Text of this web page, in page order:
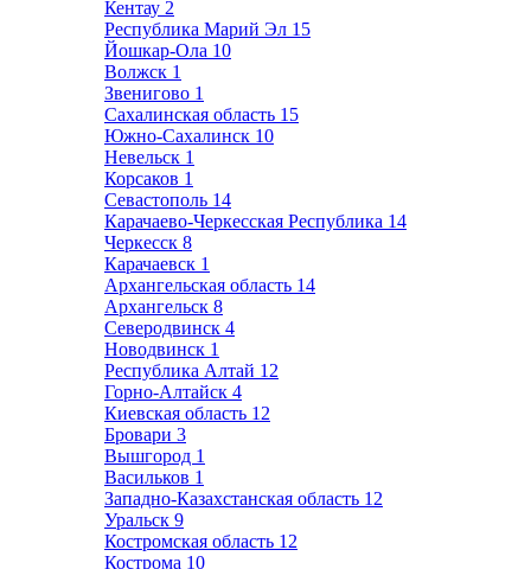
Кентау 2
Республика Марий Эл 15
Йошкар-Ола 10
Волжск 1
Звенигово 1
Сахалинская область 15
Южно-Сахалинск 10
Невельск 1
Корсаков 1
Севастополь 14
Карачаево-Черкесская Республика 14
Черкесск 8
Карачаевск 1
Архангельская область 14
Архангельск 8
Северодвинск 4
Новодвинск 1
Республика Алтай 12
Горно-Алтайск 4
Киевская область 12
Бровари 3
Вышгород 1
Васильков 1
Западно-Казахстанская область 12
Уральск 9
Костромская область 12
Кострома 10